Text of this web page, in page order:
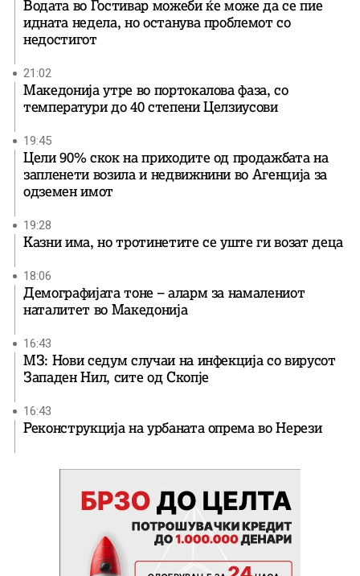
Водата во Гостивар можеби ќе може да се пие
идната недела, но останува проблемот со
недостигот
21:02
Македонија утре во портокалова фаза, со
температури до 40 степени Целзиусови
19:45
Цели 90% скок на приходите од продажбата на
запленети возила и недвижнини во Агенција за
одземен имот
19:28
Казни има, но тротинетите се уште ги возат деца
18:06
Демографијата тоне – аларм за намалениот
наталитет во Македонија
16:43
МЗ: Нови седум случаи на инфекција со вирусот
Западен Нил, сите од Скопје
16:43
Реконструкција на урбаната опрема во Нерези